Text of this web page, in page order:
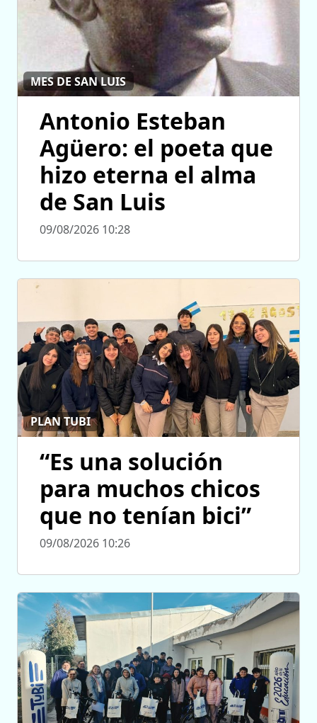
MES DE SAN LUIS
Antonio Esteban
Agüero: el poeta que
hizo eterna el alma
de San Luis
09/08/2026 10:28
PLAN TUBI
“Es una solución
para muchos chicos
que no tenían bici”
09/08/2026 10:26